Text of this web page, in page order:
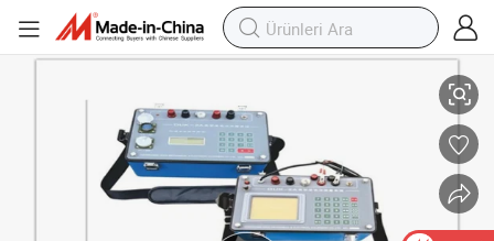
Ekipmanı Yeraltı Su Dedektörü Jeo Rezistivite Testi
Dzd-6A Çok Fonksiyonlu DC Jeofizik Rezistivite Metresi İndüklenmiş